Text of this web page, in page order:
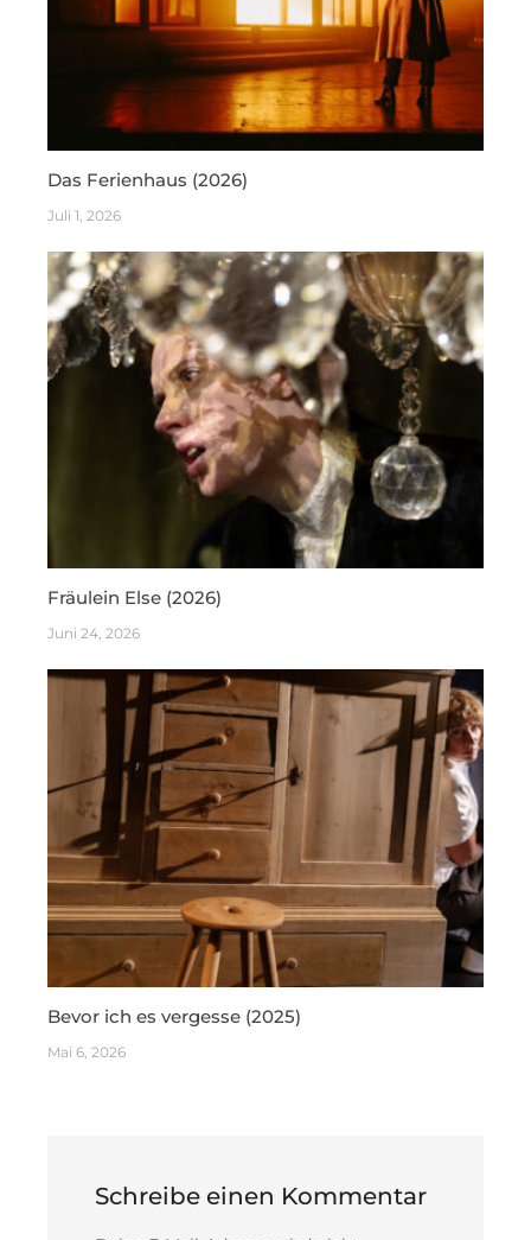
Das Ferienhaus (2026)
Juli 1, 2026
Fräulein Else (2026)
Juni 24, 2026
Bevor ich es vergesse (2025)
Mai 6, 2026
Schreibe einen Kommentar